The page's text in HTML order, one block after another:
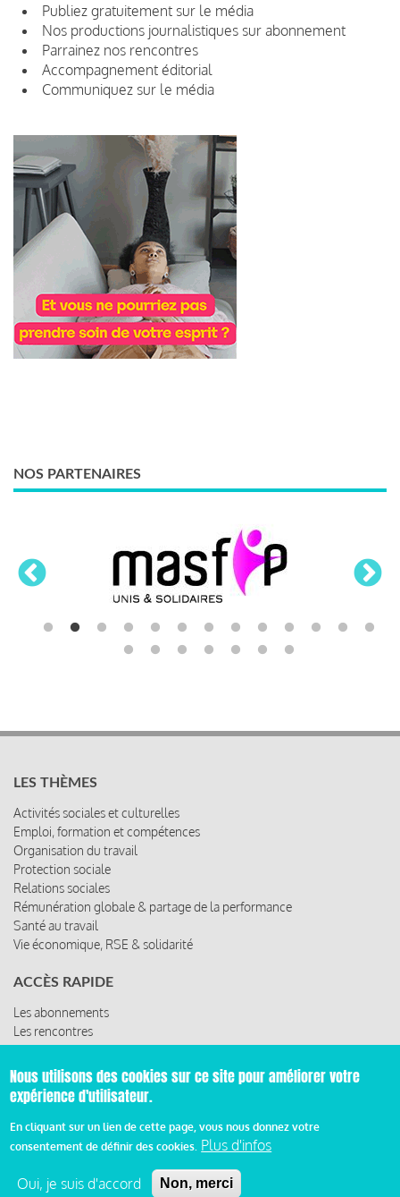
Publiez gratuitement sur le média
Nos productions journalistiques sur abonnement
Parrainez nos rencontres
Accompagnement éditorial
Communiquez sur le média
NOS PARTENAIRES
LES THÈMES
Activités sociales et culturelles
Emploi, formation et compétences
Organisation du travail
Protection sociale
Relations sociales
Rémunération globale & partage de la performance
Santé au travail
Vie économique, RSE & solidarité
ACCÈS RAPIDE
Les abonnements
Les rencontres
Les ressources
© 2019 Miroir Social - Réalisé parCafffeine
Mentions légales et condition générale d’utilisation et
d’abonnement
Nous utilisons des cookies sur ce site pour améliorer votre
expérience d'utilisateur.
En cliquant sur un lien de cette page, vous nous donnez votre
consentement de définir des cookies. Plus d'infos
Oui, je suis d'accord Non, merci